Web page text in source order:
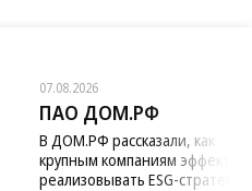
07.08.2026
ПАО ДОМ.РФ
В ДОМ.РФ рассказали, как
крупным компаниям
реализовывать ESG-стратегию